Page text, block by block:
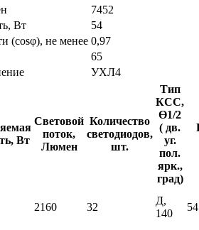
7452
Вт
54
(cosφ), не менее 0,97
65
УХЛ4
Вт
Световой
поток,
Люмен
Количество
светодиодов,
шт.
Тип
КСС,
Ɵ1/2
( дв.
уг.
пол.
ярк.,
град)
2160 32
Д,
140